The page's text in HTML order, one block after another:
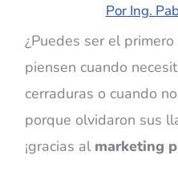
PorIng.
¿Puedes ser el
piensen cuando
cerraduras o cuando
porque olvidaron sus
¡gracias al marketing